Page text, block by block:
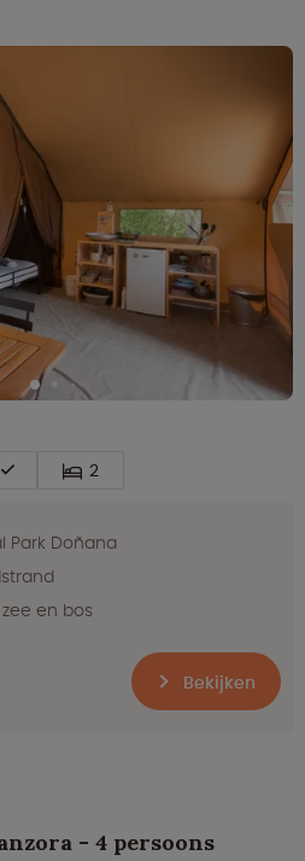
2
Park Doñana
en bos
Bekijken
- 4 persoons